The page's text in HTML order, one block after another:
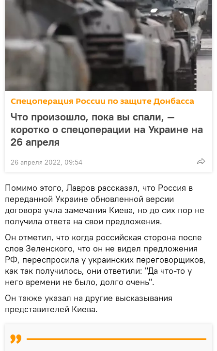
Спецоперация России по защите Донбасса
Что произошло, пока вы спали, —
коротко о спецоперации на Украине на
26 апреля
26 апреля 2022, 09:54
Помимо этого, Лавров рассказал, что Россия в
переданной Украине обновленной версии
договора учла замечания Киева, но до сих пор не
получила ответа на свои предложения.
Он отметил, что когда российская сторона после
слов Зеленского, что он не видел предложения
РФ, переспросила у украинских переговорщиков,
как так получилось, они ответили: "Да что-то у
него времени не было, долго очень".
Он также указал на другие высказывания
представителей Киева.